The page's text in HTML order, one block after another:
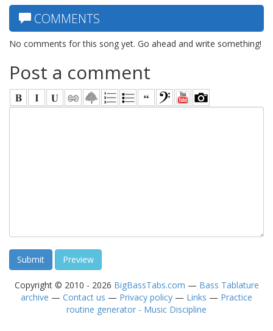
COMMENTS
No comments for this song yet. Go ahead and write something!
Post a comment
Copyright © 2010 - 2026 BigBassTabs.com — Bass Tablature
archive — Contact us — Privacy policy — Links — Practice
routine generator - Music Discipline